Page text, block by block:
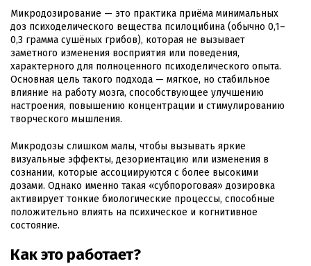
Микродозирование — это практика приёма минимальных
доз психоделического вещества псилоцибина (обычно 0,1–
0,3 грамма сушёных грибов), которая не вызывает
заметного изменения восприятия или поведения,
характерного для полноценного психоделического опыта.
Основная цель такого подхода — мягкое, но стабильное
влияние на работу мозга, способствующее улучшению
настроения, повышению концентрации и стимулированию
творческого мышления.
Микродозы слишком малы, чтобы вызывать яркие
визуальные эффекты, дезориентацию или изменения в
сознании, которые ассоциируются с более высокими
дозами. Однако именно такая «субпороговая» дозировка
активирует тонкие биологические процессы, способные
положительно влиять на психическое и когнитивное
состояние.
Как это работает?